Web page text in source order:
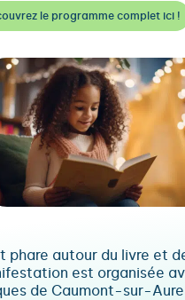
le programme complet ici !
phare autour du livre et
est organisée
de Caumont-sur-